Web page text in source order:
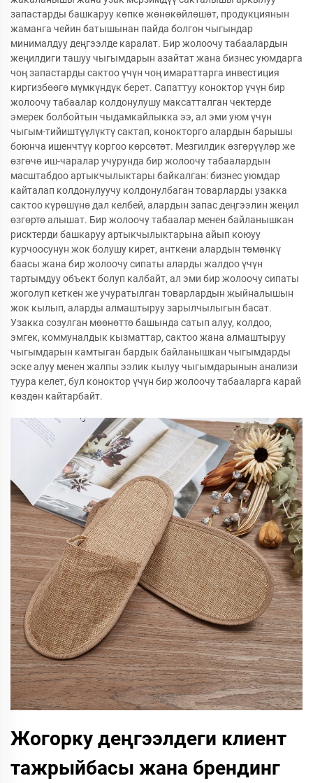
запастарды башкаруу көпкө жөнөкөйлөшөт, продукциянын
жаманга чейин батышынан пайда болгон чыгындар
минималдуу деңгээлде каралат. Бир жолоочу табаалардын
жеңилдиги ташуу чыгымдарын азайтат жана бизнес уюмдарга
чоң запастарды сактоо үчүн чоң имараттарга инвестиция
киргизбөөгө мүмкүндүк берет. Сапаттуу коноктор үчүн бир
жолоочу табаалар колдонулушу максатталган чектерде
эмерек болбойтын чыдамкайлыкка ээ, ал эми уюм үчүн
чыгым-тийиштүүлүктү сактап, конокторго алардын барышы
боюнча ишенчтүү коргоо көрсөтөт. Мезгилдик өзгөрүүлөр же
өзгөчө иш-чаралар учурунда бир жолоочу табаалардын
масштабдоо артыкчылыктары байкалган: бизнес уюмдар
кайталап колдонулуучу колдонулбаган товарларды узакка
сактоо күрөшүнө дал келбей, алардын запас деңгээлин жеңил
өзгөртө алышат. Бир жолоочу табаалар менен байланышкан
рисктерди башкаруу артыкчылыктарына айып коюуу
курчоосунун жок болушу кирет, анткени алардын төмөнкү
баасы жана бир жолоочу сипаты аларды жалдоо үчүн
тартымдуу объект болуп калбайт, ал эми бир жолоочу сипаты
жоголуп кеткен же учуратылган товарлардын жыйналышын
жок кылып, аларды алмаштыруу зарылчылыгын басат.
Узакка созулган мөөнөттө башында сатып алуу, колдоо,
эмгек, коммуналдык кызматтар, сактоо жана алмаштыруу
чыгымдарын камтыган бардык байланышкан чыгымдарды
эске алуу менен жалпы ээлик кылуу чыгымдарынын анализи
туура келет, бул коноктор үчүн бир жолоочу табааларга карай
көздөн кайтарбайт.
Жогорку деңгээлдеги клиент
тажрыйбасы жана брендинг